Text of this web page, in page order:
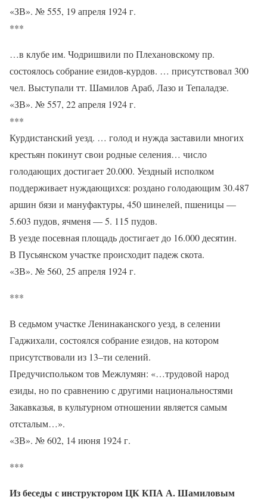
«ЗВ». № 555, 19 апреля 1924 г.
***
…в клубе им. Чодришвили по Плехановскому пр.
состоялось собрание езидов-курдов. … присутствовал 300
чел. Выступали тт. Шамилов Араб, Лазо и Тепаладзе.
«ЗВ». № 557, 22 апреля 1924 г.
***
Курдистанский уезд. … голод и нужда заставили многих
крестьян покинут свои родные селения… число
голодающих достигает 20.000. Уездный исполком
поддерживает нуждающихся: роздано голодающим 30.487
аршин бязи и мануфактуры, 450 шинелей, пшеницы —
5.603 пудов, ячменя — 5. 115 пудов.
В уезде посевная площадь достигает до 16.000 десятин.
В Пусьянском участке происходит падеж скота.
«ЗВ». № 560, 25 апреля 1924 г.
***
В седьмом участке Ленинаканского уезд, в селении
Гаджихали, состоялся собрание езидов, на котором
присутствовали из 13–ти селений.
Предучиспольком тов Межлумян: «…трудовой народ
езиды, но по сравнению с другими национальностями
Закавказья, в культурном отношении является самым
отсталым…».
«ЗВ». № 602, 14 июня 1924 г.
***
Из беседы с инструктором ЦК КПА А. Шамиловым